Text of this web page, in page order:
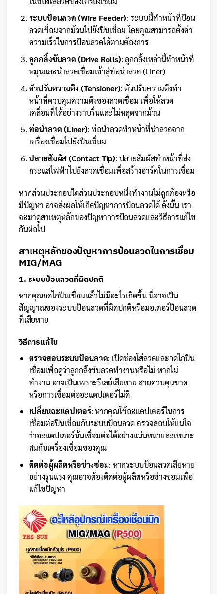
ระบบป้อนลวด (Wire Feeder): ระบบนี้ทำหน้าที่ป้อน
ลวดเชื่อมจากม้วนไปยังปืนเชื่อม โดยคุณสามารถตั้งค่า
ความเร็วในการป้อนลวดได้ตามต้องการ
ลูกกลิ้งขับลวด (Drive Rolls): ลูกกลิ้งเหล่านี้ทำหน้าที่
หมุนและนำลวดเชื่อมเข้าสู่ท่อนำลวด (Liner)
ตัวปรับความตึง (Tensioner): ตัวปรับความตึงทำ
หน้าที่ควบคุมความตึงของลวดเชื่อม เพื่อให้ลวด
เคลื่อนที่ได้อย่างราบรื่นและไม่หลุดจากม้วน
ท่อนำลวด (Liner): ท่อนำลวดทำหน้าที่นำลวดจาก
เครื่องเชื่อมไปยังปืนเชื่อม
ปลายสัมผัส (Contact Tip): ปลายสัมผัสทำหน้าที่ส่ง
กระแสไฟฟ้าไปยังลวดเชื่อมเพื่อสร้างอาร์คในการเชื่อม
หากส่วนประกอบใดส่วนประกอบหนึ่งทำงานไม่ถูกต้องหรือ
มีปัญหา อาจส่งผลให้เกิดปัญหาการป้อนลวดได้ ดังนั้น เรา
จะมาดูสาเหตุหลักของปัญหาการป้อนลวดและวิธีการแก้ไข
กันต่อไป
สาเหตุหลักของปัญหาการป้อนลวดในการเชื่อม
MIG/MAG
1. ระบบป้อนลวดที่ผิดปกติ
หากคุณกดไกปืนเชื่อมแล้วไม่มีอะไรเกิดขึ้น นี่อาจเป็น
สัญญาณของระบบป้อนลวดที่ผิดปกติหรือมอเตอร์ป้อนลวด
ที่เสียหาย
วิธีการแก้ไข
ตรวจสอบระบบป้อนลวด: เปิดช่องใส่ลวดและกดไกปืน
เชื่อมเพื่อดูว่าลูกกลิ้งขับลวดทำงานหรือไม่ หากไม่
ทำงาน อาจเป็นเพราะรีเลย์เสียหาย สายควบคุมขาด
หรือการเชื่อมต่ออะแดปเตอร์ไม่ดี
เปลี่ยนอะแดปเตอร์: หากคุณใช้อะแดปเตอร์ในการ
เชื่อมต่อปืนเชื่อมกับระบบป้อนลวด ตรวจสอบให้แน่ใจ
ว่าอะแดปเตอร์นั้นเชื่อมต่อได้อย่างแน่นหนาและเหมาะ
สมกับเครื่องเชื่อมของคุณ
ติดต่อผู้ผลิตหรือช่างซ่อม: หากระบบป้อนลวดเสียหาย
อย่างรุนแรง คุณอาจต้องติดต่อผู้ผลิตหรือช่างซ่อมเพื่อ
แก้ไขปัญหา